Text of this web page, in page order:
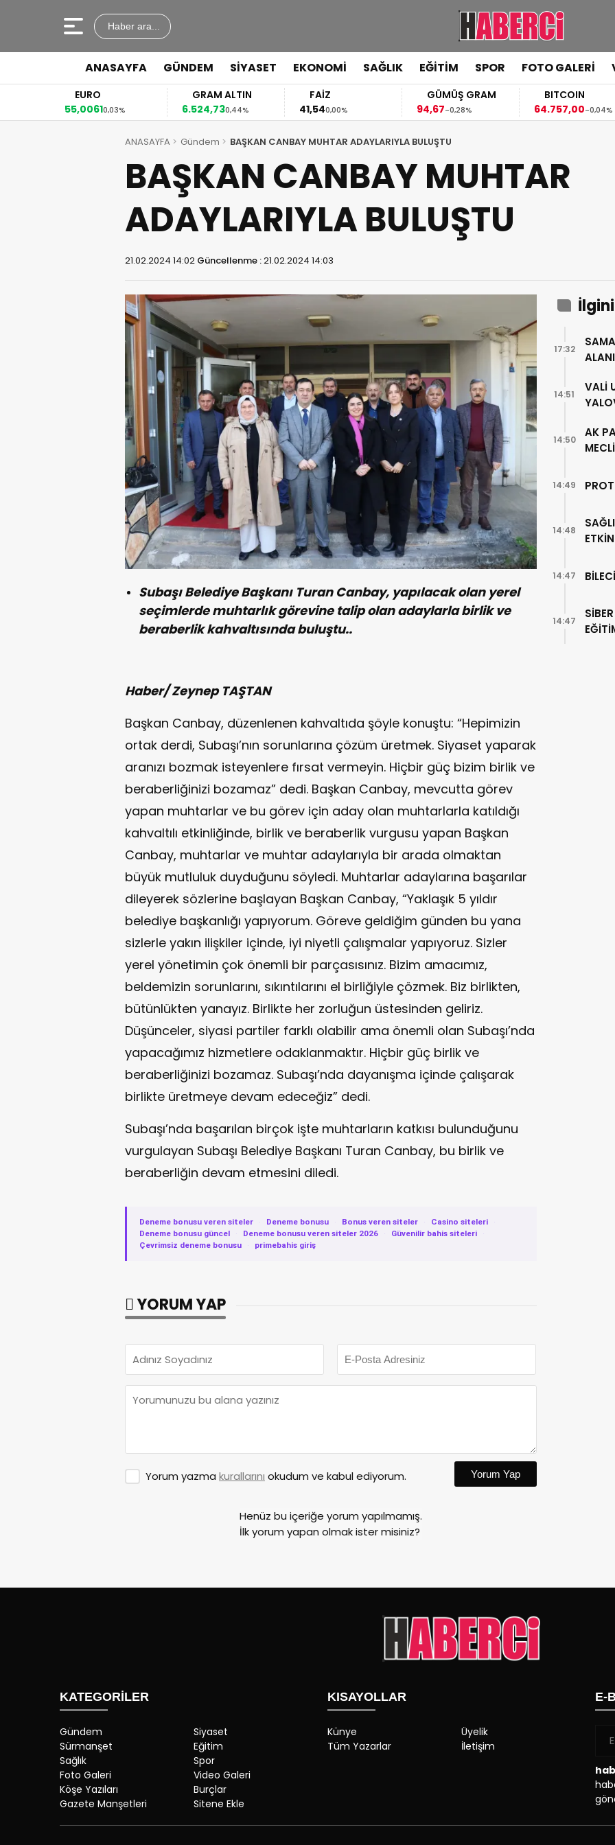
Haber ara...
ANASAYFA GÜNDEM SİYASET EKONOMİ SAĞLIK EĞİTİM SPOR FOTO GALERİ
EURO
55,00610,03%
GRAM ALTIN
6.524,730,44%
FAİZ
41,540,00%
GÜMÜŞ GRAM
94,67-0,28%
BITCOIN
64.757,00-0,04%
ANASAYFA Gündem BAŞKAN CANBAY MUHTAR ADAYLARIYLA BULUŞTU
BAŞKAN CANBAY MUHTAR
ADAYLARIYLA BULUŞTU
21.02.2024 14:02 Güncellenme :21.02.2024 14:03
Subaşı Belediye Başkanı Turan Canbay, yapılacak olan yerel
seçimlerde muhtarlık görevine talip olan adaylarla birlik ve
beraberlik kahvaltısında buluştu..
Haber/ Zeynep TAŞTAN
Başkan Canbay, düzenlenen kahvaltıda şöyle konuştu: “Hepimizin
ortak derdi, Subaşı’nın sorunlarına çözüm üretmek. Siyaset yaparak
aranızı bozmak isteyenlere fırsat vermeyin. Hiçbir güç bizim birlik ve
beraberliğinizi bozamaz” dedi. Başkan Canbay, mevcutta görev
yapan muhtarlar ve bu görev için aday olan muhtarlarla katıldığı
kahvaltılı etkinliğinde, birlik ve beraberlik vurgusu yapan Başkan
Canbay, muhtarlar ve muhtar adaylarıyla bir arada olmaktan
büyük mutluluk duyduğunu söyledi. Muhtarlar adaylarına başarılar
dileyerek sözlerine başlayan Başkan Canbay, “Yaklaşık 5 yıldır
belediye başkanlığı yapıyorum. Göreve geldiğim günden bu yana
sizlerle yakın ilişkiler içinde, iyi niyetli çalışmalar yapıyoruz. Sizler
yerel yönetimin çok önemli bir parçasısınız. Bizim amacımız,
beldemizin sorunlarını, sıkıntılarını el birliğiyle çözmek. Biz birlikten,
bütünlükten yanayız. Birlikte her zorluğun üstesinden geliriz.
Düşünceler, siyasi partiler farklı olabilir ama önemli olan Subaşı’nda
yapacağımız hizmetlere odaklanmaktır. Hiçbir güç birlik ve
beraberliğinizi bozamaz. Subaşı’nda dayanışma içinde çalışarak
birlikte üretmeye devam edeceğiz” dedi.
Subaşı’nda başarılan birçok işte muhtarların katkısı bulunduğunu
vurgulayan Subaşı Belediye Başkanı Turan Canbay, bu birlik ve
beraberliğin devam etmesini diledi.
Deneme bonusu veren siteler · Deneme bonusu · Bonus veren siteler · Casino siteleri
·
Deneme bonusu güncel
· Deneme bonusu veren siteler 2026 · Güvenilir bahis siteleri
·
Çevrimsiz deneme bonusu
· primebahis giriş
YORUM YAP
Yorum yazma kurallarını okudum ve kabul ediyorum. Yorum Yap
Henüz bu içeriğe yorum yapılmamış.
İlk yorum yapan olmak ister misiniz?
17:32
VALİ
14:51
AK
14:50
14:49
14:48
14:47
14:47
KATEGORİLER
Gündem
Siyaset
Sürmanşet
Eğitim
Sağlık
Spor
Foto Galeri
Video Galeri
Köşe Yazıları
Burçlar
Gazete Manşetleri
Sitene Ekle
KISAYOLLAR
Künye
Üyelik
Tüm Yazarlar
İletişim
E-